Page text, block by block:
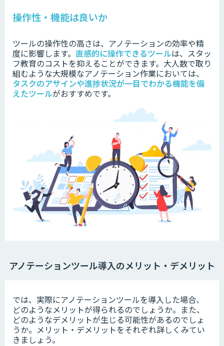
操作性・機能は良いか
ツールの操作性の高さは、アノテーションの効率や精
度に影響します。 直感的に操作できるツールは、スタッ
フ教育のコストを抑えることができます。 大人数で取り
組むような大規模なアノテーション作業においては、
タスクのアサインや進捗状況が一目でわかる機能を備
えたツールがおすすめです。
アノテーションツール導入のメリット・デメリット
では、実際にアノテーションツールを導入した場合、
どのようなメリットが得られるのでしょうか。また、
どのようなデメリットが生じる可能性があるのでしょ
うか。メリット・デメリットをそれぞれ詳しくみてい
きましょう。